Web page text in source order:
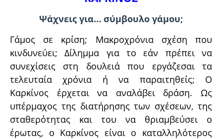
Ψάχνεις για… σύμβουλο γάμου;
Γάμος σε κρίση; Μακροχρόνια σχέση που
κινδυνεύει; Δίλημμα για το εάν πρέπει να
συνεχίσεις στη δουλειά που εργάζεσαι τα
τελευταία χρόνια ή να παραιτηθείς; Ο
Καρκίνος έρχεται να αναλάβει δράση. Ως
υπέρμαχος της διατήρησης των σχέσεων, της
σταθερότητας και του να θριαμβεύσει ο
έρωτας, ο Καρκίνος είναι ο καταλληλότερος